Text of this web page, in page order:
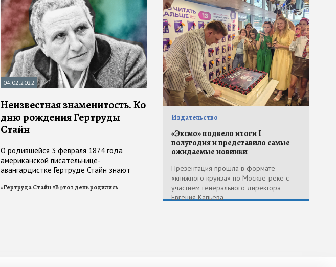
04.02.2022
Неизвестная знаменитость. Ко
дню рождения Гертруды
Стайн
О родившейся 3 февраля 1874 года
американской писательнице-
авангардистке Гертруде Стайн знают
поколение", феминистка – да и все. Так
#Гертруда Стайн#В этот день родились
Издательство
«Эксмо» подвело итоги I
полугодия и представило самые
ожидаемые новинки
Презентация прошла в формате
«книжного круиза» по Москве-реке с
участием генерального директора
Евгения Капьева